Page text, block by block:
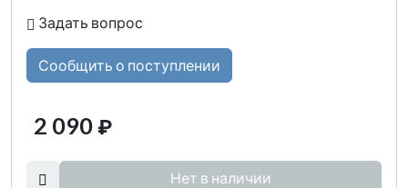
Задать вопрос
Сообщить о поступлении
2 090 ₽
Нет в наличии